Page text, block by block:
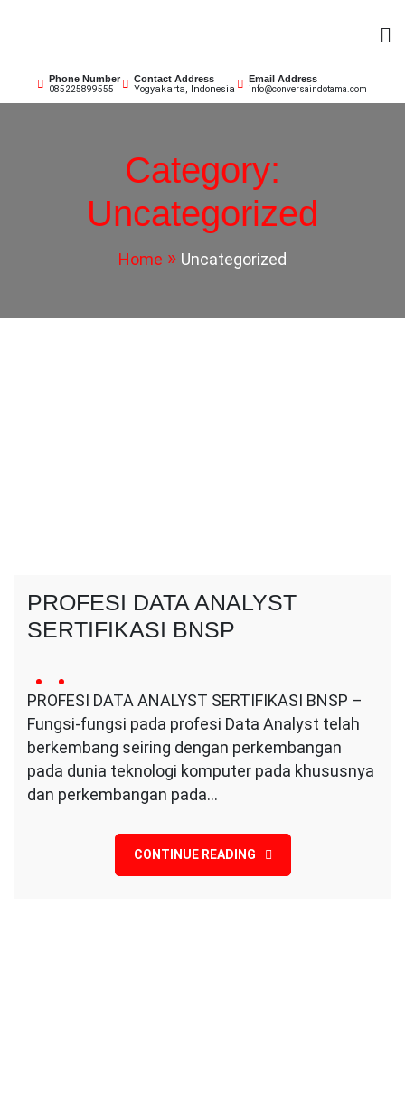
Phone Number
085225899555
Contact Address
Yogyakarta, Indonesia
Email Address
info@conversaindotama.com
Category:
Uncategorized
Home Uncategorized
PROFESI DATA ANALYST
SERTIFIKASI BNSP
24
May
2024
Conversa
Indotama
comment
on
PROFESI
DATA
ANALYST
SERTIFIKASI
PROFESI DATA ANALYST SERTIFIKASI BNSP –
Fungsi-fungsi pada profesi Data Analyst telah
berkembang seiring dengan perkembangan
pada dunia teknologi komputer pada khususnya
dan perkembangan pada…
CONTINUE READING